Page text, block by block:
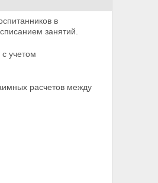
в
занятий.
учетом
расчетов между